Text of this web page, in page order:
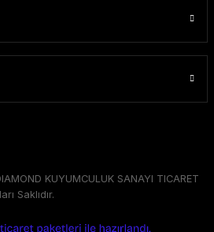
KUYUMCULUK SANAYI TICARET
Saklıdır.
e-